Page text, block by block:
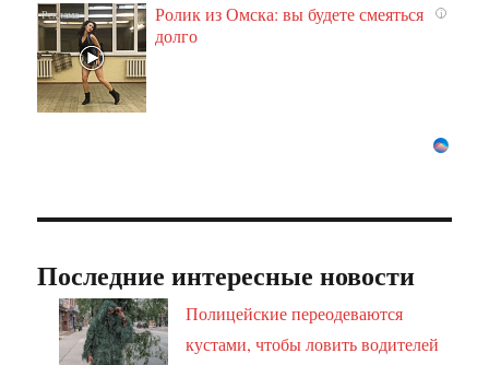
i
Ролик из Омска: вы будете смеяться
долго
Последние интересные новости
Полицейские переодеваются
кустами, чтобы ловить водителей